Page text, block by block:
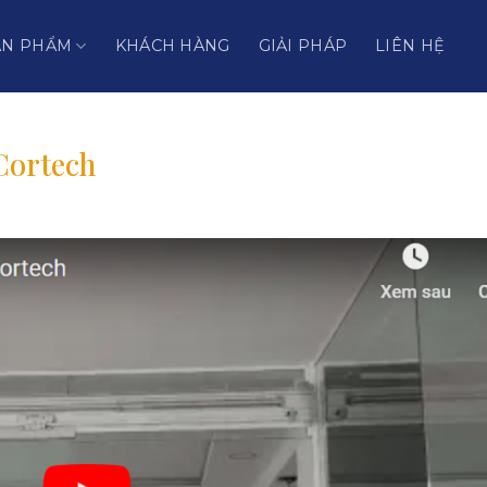
PHẨM KHÁCH HÀNG GIẢI PHÁP LIÊN HỆ